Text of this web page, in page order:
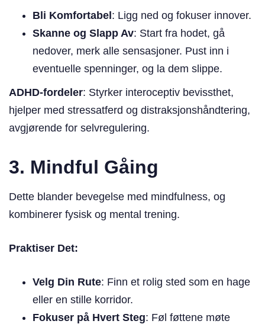
Bli Komfortabel: Ligg ned og fokuser innover.
Skanne og Slapp Av: Start fra hodet, gå
nedover, merk alle sensasjoner. Pust inn i
eventuelle spenninger, og la dem slippe.
ADHD-fordeler: Styrker interoceptiv bevissthet,
hjelper med stressatferd og distraksjonshåndtering,
avgjørende for selvregulering.
3. Mindful Gåing
Dette blander bevegelse med mindfulness, og
kombinerer fysisk og mental trening.
Praktiser Det:
Velg Din Rute: Finn et rolig sted som en hage
eller en stille korridor.
Fokuser på Hvert Steg: Føl føttene møte